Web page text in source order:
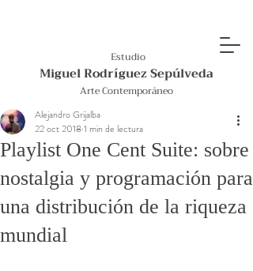
Estudio
Miguel Rodríguez Sepúlveda
Arte Contemporáneo
Playlist One Cent Suite: sobre
nostalgia y programación para
una distribución de la riqueza
mundial
Alejandro Grijalba
22 oct 2018 1 min de lectura